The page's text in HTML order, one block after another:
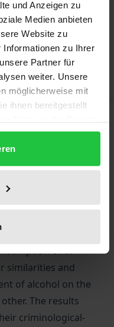
und Anzeigen zu
Medien anbieten
Website zu
Informationen zu Ihrer
Partner für
weiter. Unsere
möglicherweise mit
ihnen bereitgestellt
and cannabis
and normative
study analyzes
various (mainly
of or
similarities and
of alcohol on the
The results
criminological-